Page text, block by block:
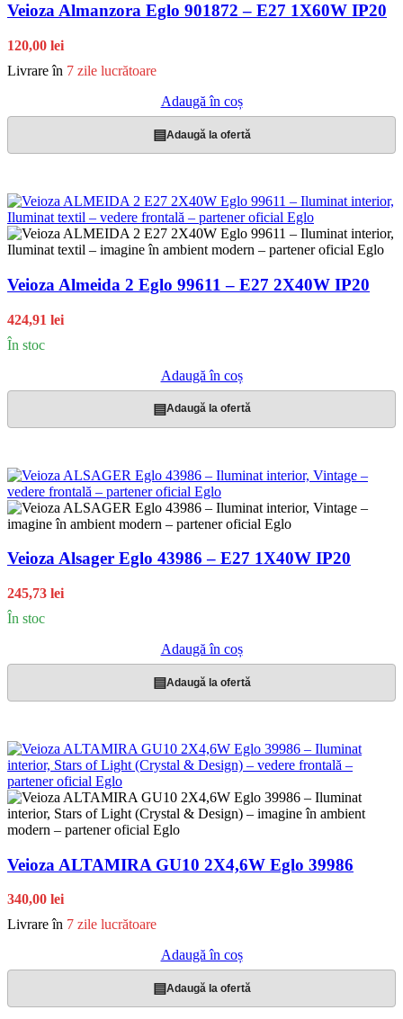
Veioza Almanzora Eglo 901872 – E27 1X60W IP20
120,00 lei
Livrare în 7 zile lucrătoare
Adaugă în coș
▤Adaugă la ofertă
Veioza Almeida 2 Eglo 99611 – E27 2X40W IP20
424,91 lei
În stoc
Adaugă în coș
▤Adaugă la ofertă
Veioza Alsager Eglo 43986 – E27 1X40W IP20
245,73 lei
În stoc
Adaugă în coș
▤Adaugă la ofertă
Veioza ALTAMIRA GU10 2X4,6W Eglo 39986
340,00 lei
Livrare în 7 zile lucrătoare
Adaugă în coș
▤Adaugă la ofertă